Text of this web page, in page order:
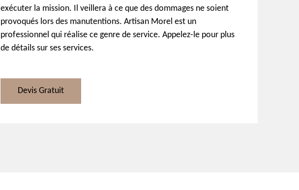
exécuter la mission. Il veillera à ce que des dommages ne soient
provoqués lors des manutentions. Artisan Morel est un
professionnel qui réalise ce genre de service. Appelez-le pour plus
de détails sur ses services.
Devis Gratuit